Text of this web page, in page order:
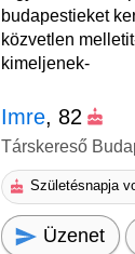
budapestieket
közvetlen
kimeljenek-
Imre, 82
Társkereső
Születésnapja
Üzenet